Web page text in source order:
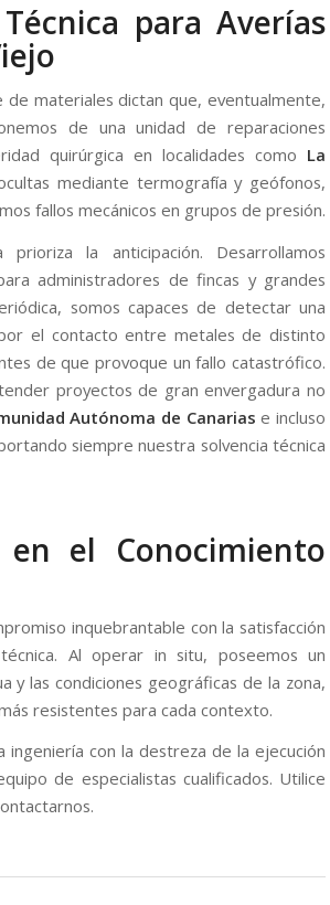
para Averías
materiales dictan que, eventualmente,
de una unidad de reparaciones
quirúrgica en localidades como La
mediante termografía y geófonos,
fallos mecánicos en grupos de presión.
la anticipación. Desarrollamos
administradores de fincas y grandes
somos capaces de detectar una
el contacto entre metales de distinto
de que provoque un fallo catastrófico.
proyectos de gran envergadura no
Autónoma de Canarias e incluso
siempre nuestra solvencia técnica
en el Conocimiento
inquebrantable con la satisfacción
Al operar in situ, poseemos un
y las condiciones geográficas de la zona,
resistentes para cada contexto.
ingeniería con la destreza de la ejecución
de especialistas cualificados. Utilice